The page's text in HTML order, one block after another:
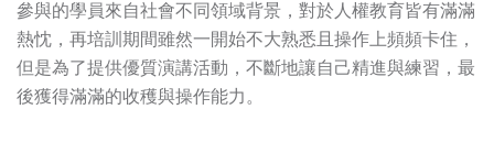
參與的學員來自社會不同領域背景，對於人權教育皆有滿滿
熱忱，再培訓期間雖然一開始不大熟悉且操作上頻頻卡住，
但是為了提供優質演講活動，不斷地讓自己精進與練習，最
後獲得滿滿的收穫與操作能力。